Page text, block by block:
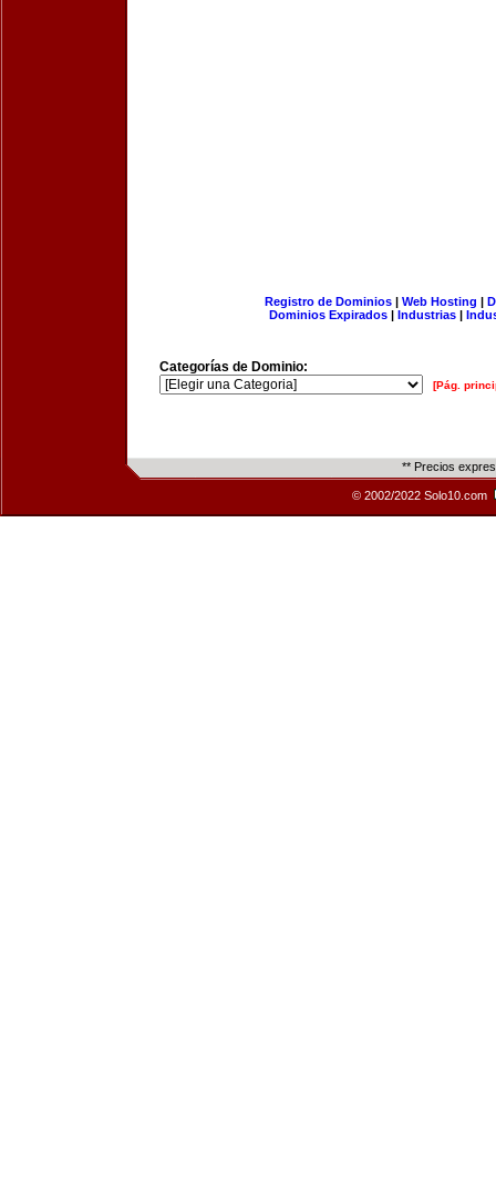
Registro de Dominios| Web Hosting |
Dominios Expirados | Industrias |
Categorías de Dominio:
[Pág.
** Precios
© 2002/2022 Solo10.com